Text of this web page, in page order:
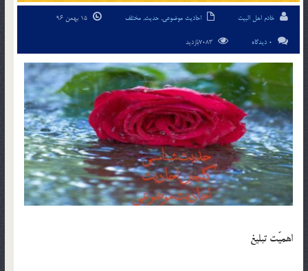
خادم اهل البیت احادیث موضوعی, حدیث, مختلف
0 دیدگاه
اهميّت تبليغ